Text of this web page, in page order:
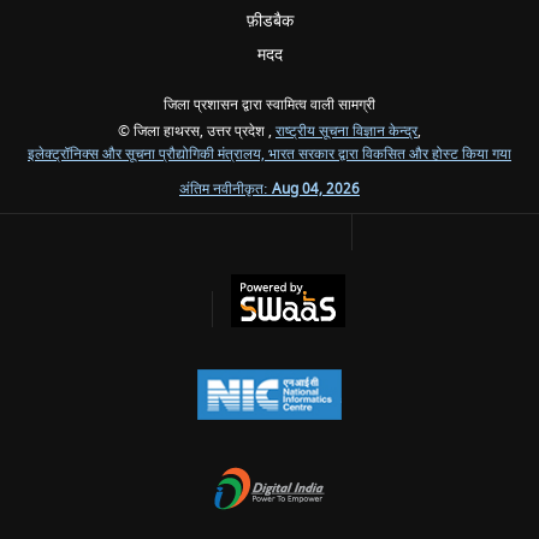
फ़ीडबैक
मदद
जिला प्रशासन द्वारा स्वामित्व वाली सामग्री
© जिला हाथरस, उत्तर प्रदेश , राष्ट्रीय सूचना विज्ञान केन्द्र,
इलेक्ट्रॉनिक्स और सूचना प्रौद्योगिकी मंत्रालय, भारत सरकार द्वारा विकसित और होस्ट किया गया
अंतिम नवीनीकृत: Aug 04, 2026